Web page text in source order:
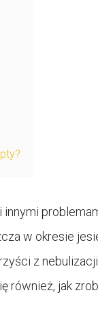
w okresie
z
również, jak